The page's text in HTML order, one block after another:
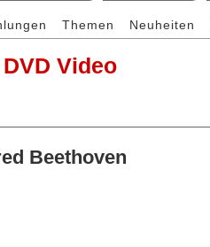
Themen Neuheiten
DVD Video
Beethoven